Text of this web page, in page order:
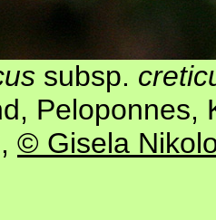
subsp.
Peloponnes,
© Gisela